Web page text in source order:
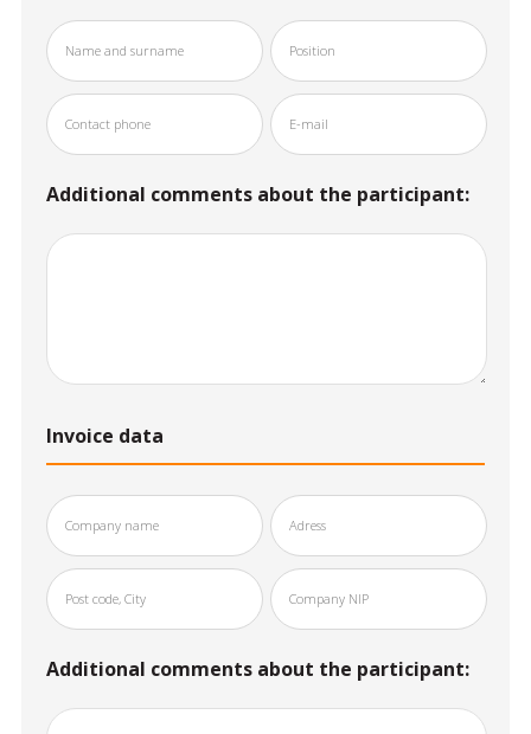
Additional comments about the participant:
Invoice data
Additional comments about the participant: